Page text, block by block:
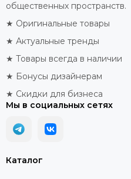
Каталог
общественных пространств.
★ Оригинальные товары
★ Актуальные тренды
★ Товары всегда в наличии
★ Бонусы дизайнерам
★ Скидки для бизнеса
Мы в социальных сетях